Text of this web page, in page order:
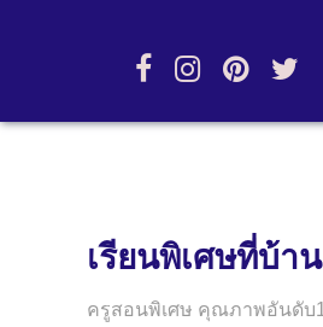
เรียนพิเศษที่บ้าน
ครูสอนพิเศษ คุณภาพอันดับ1